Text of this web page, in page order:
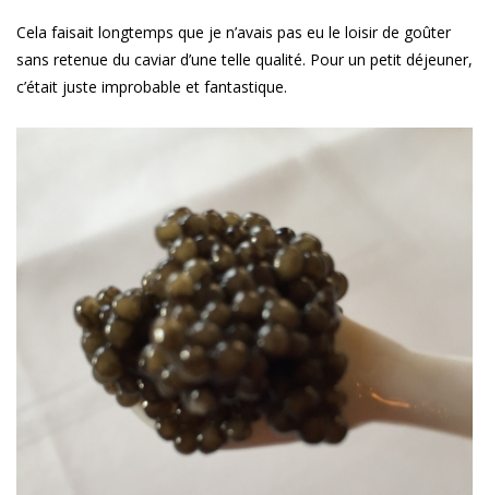
Cela faisait longtemps que je n’avais pas eu le loisir de goûter
sans retenue du caviar d’une telle qualité. Pour un petit déjeuner,
c’était juste improbable et fantastique.